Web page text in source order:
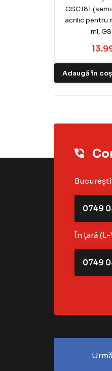
GSC181
acrilic pentru
ml,
Adaugă în coș
0749
În țară
0749